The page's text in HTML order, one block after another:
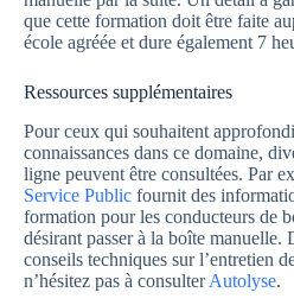
que cette formation doit être faite
école agréée et dure également 7
Ressources supplémentaires
Pour ceux qui souhaitent
connaissances dans ce domaine,
ligne peuvent être consultées. Par
Service Public fournit des
formation pour les conducteurs de
désirant passer à la boîte manuelle.
conseils techniques sur l’entretien
n’hésitez pas à consulterAutolyse.